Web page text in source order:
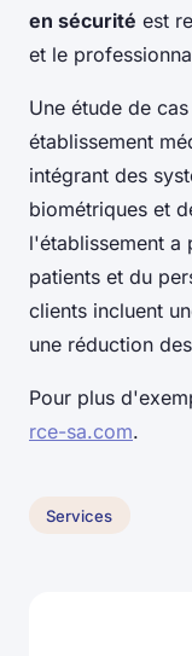
en sécurité est
et le
Une étude de
établissement
intégrant des
biométriques et
l'établissement a
patients et du
clients incluent
une réduction
Pour plus
rce-sa.com.
Services